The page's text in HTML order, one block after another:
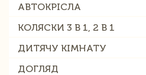
АВТОКРІСЛА
КОЛЯСКИ 3 В 1, 2 В 1
ДИТЯЧУ КІМНАТУ
ДОГЛЯД